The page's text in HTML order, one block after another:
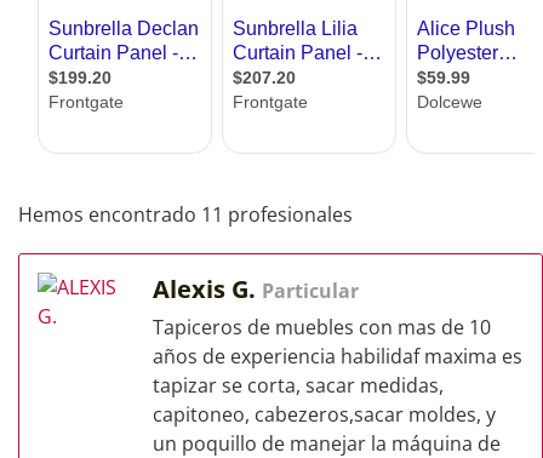
Hemos encontrado 11 profesionales
Alexis G. Particular
Tapiceros de muebles con mas de 10
años de experiencia habilidaf maxima es
tapizar se corta, sacar medidas,
capitoneo, cabezeros,sacar moldes, y
un poquillo de manejar la máquina de